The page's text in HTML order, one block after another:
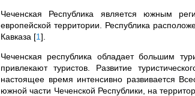
Чеченская Республика является южным
европейской территории. Республика
Кавказа [1]
Чеченская республика обладает большим
привлекают туристов. Развитие
настоящее время интенсивно развивается
южной части Чеченской Республики, на